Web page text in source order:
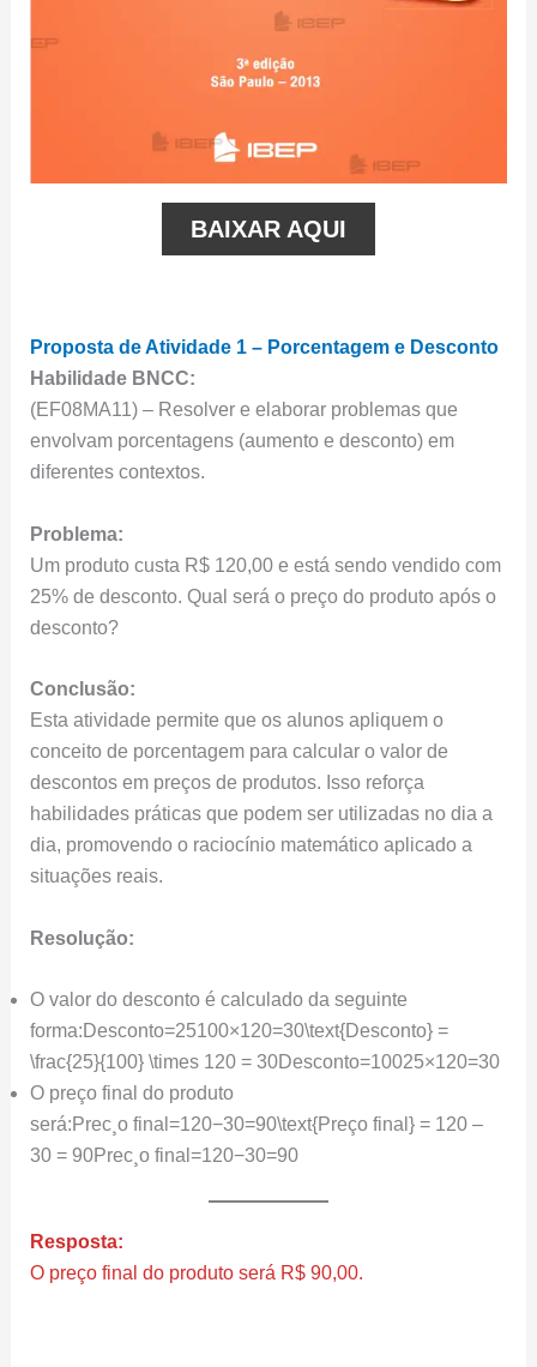
BAIXAR AQUI
Proposta de Atividade 1 – Porcentagem e Desconto
Habilidade BNCC:
(EF08MA11) – Resolver e elaborar problemas que
envolvam porcentagens (aumento e desconto) em
diferentes contextos.
Problema:
Um produto custa R$ 120,00 e está sendo vendido com
25% de desconto. Qual será o preço do produto após o
desconto?
Conclusão:
Esta atividade permite que os alunos apliquem o
conceito de porcentagem para calcular o valor de
descontos em preços de produtos. Isso reforça
habilidades práticas que podem ser utilizadas no dia a
dia, promovendo o raciocínio matemático aplicado a
situações reais.
Resolução:
O valor do desconto é calculado da seguinte
forma:Desconto=25100×120=30\text{Desconto} =
\frac{25}{100} \times 120 = 30Desconto=10025​×120=30
O preço final do produto
será:Prec¸o final=120−30=90\text{Preço final} = 120 –
30 = 90Prec¸​o final=120−30=90
Resposta:
O preço final do produto será R$ 90,00.